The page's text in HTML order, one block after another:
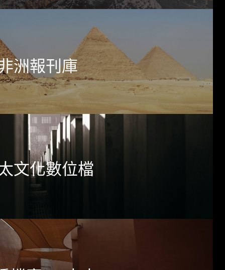
洲報刊庫
文化數位檔